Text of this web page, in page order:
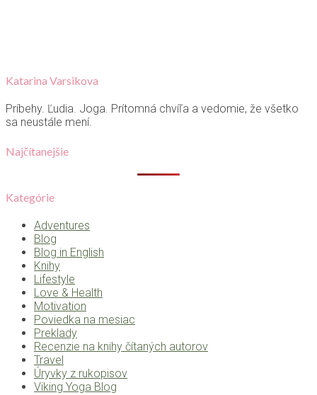
Katarina Varsikova
Príbehy. Ľudia. Joga. Prítomná chvíľa a vedomie, že všetko
sa neustále mení.
Najčítanejšie
Kategórie
Adventures
Blog
Blog in English
Knihy
Lifestyle
Love & Health
Motivation
Poviedka na mesiac
Preklady
Recenzie na knihy čítaných autorov
Travel
Úryvky z rukopisov
Viking Yoga Blog